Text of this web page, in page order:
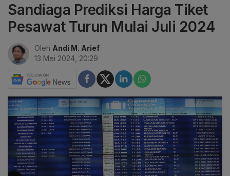
Sandiaga Prediksi Harga Tiket
Pesawat Turun Mulai Juli 2024
Oleh Andi M. Arief
13 Mei 2024, 20:29